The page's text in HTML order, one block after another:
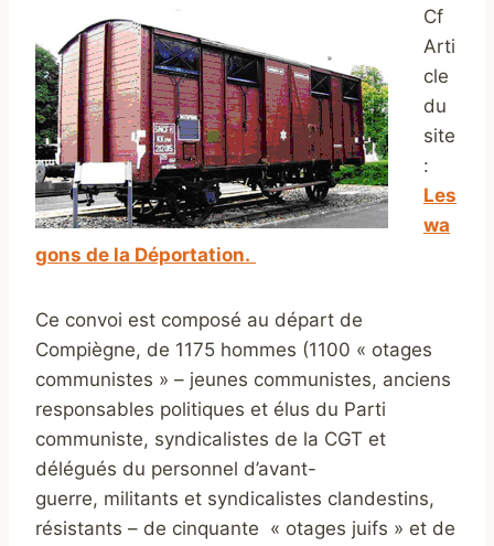
Cf
Arti
cle
du
site
:
Les
wa
gons de la Déportation.
Ce convoi est composé au départ de
Compiègne, de 1175 hommes (1100 « otages
communistes » – jeunes communistes, anciens
responsables politiques et élus du Parti
communiste, syndicalistes de la CGT et
délégués du personnel d’avant-
guerre, militants et syndicalistes clandestins,
résistants – de cinquante « otages juifs » et de